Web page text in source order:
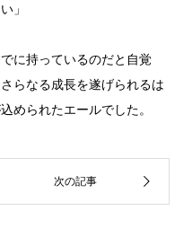
」
に持っているのだと自覚
らなる成長を遂げられるは
られたエールでした。